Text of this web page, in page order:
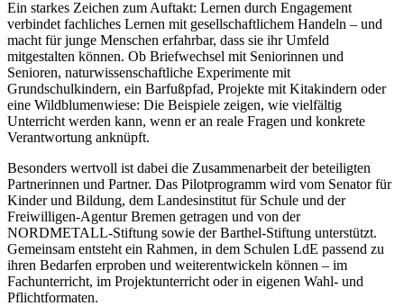
Ein starkes Zeichen zum Auftakt: Lernen durch Engagement
verbindet fachliches Lernen mit gesellschaftlichem Handeln – und
macht für junge Menschen erfahrbar, dass sie ihr Umfeld
mitgestalten können. Ob Briefwechsel mit Seniorinnen und
Senioren, naturwissenschaftliche Experimente mit
Grundschulkindern, ein Barfußpfad, Projekte mit Kitakindern oder
eine Wildblumenwiese: Die Beispiele zeigen, wie vielfältig
Unterricht werden kann, wenn er an reale Fragen und konkrete
Verantwortung anknüpft.
Besonders wertvoll ist dabei die Zusammenarbeit der beteiligten
Partnerinnen und Partner. Das Pilotprogramm wird vom Senator für
Kinder und Bildung, dem Landesinstitut für Schule und der
Freiwilligen-Agentur Bremen getragen und von der
NORDMETALL-Stiftung sowie der Barthel-Stiftung unterstützt.
Gemeinsam entsteht ein Rahmen, in dem Schulen LdE passend zu
ihren Bedarfen erproben und weiterentwickeln können – im
Fachunterricht, im Projektunterricht oder in eigenen Wahl- und
Pflichtformaten.